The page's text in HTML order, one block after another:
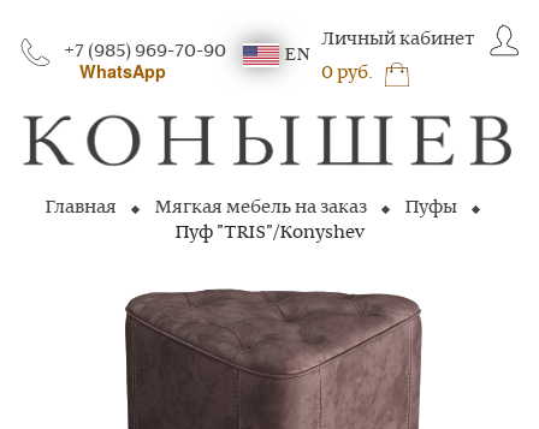
+7 (985) 969-70-90
WhatsApp
EN
Личный кабинет
0 руб.
Главная Мягкая мебель на заказ
Пуфы
Пуф "TRIS"/Konyshev